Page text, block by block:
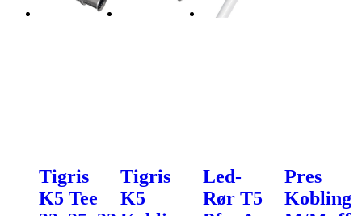
Tigris
K5 Tee
Tigris
K5
Led-
Rør T5
Pres
Kobling